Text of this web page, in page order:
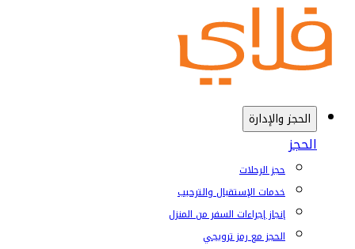
الحجز والإدارة
الحجز
حجز الرحلات
خدمات الإستقبال والترحيب
إنجاز إجراءات السفر من المنزل
الحجز مع رمز ترويجي